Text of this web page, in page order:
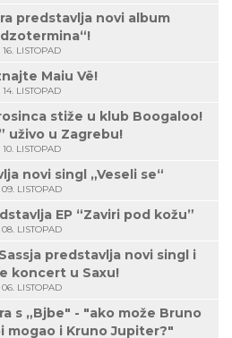
predstavlja novi album
16. LISTOPAD
Maiu Vë!
14. LISTOPAD
stiže u klub Boogaloo!
uživo u Zagrebu!
10. LISTOPAD
novi singl „Veseli se“
09. LISTOPAD
EP “Zaviri pod kožu”
08. LISTOPAD
predstavlja novi singl i
koncert u Saxu!
06. LISTOPAD
s „Bjbe" - "ako može Bruno
mogao i Kruno Jupiter?"